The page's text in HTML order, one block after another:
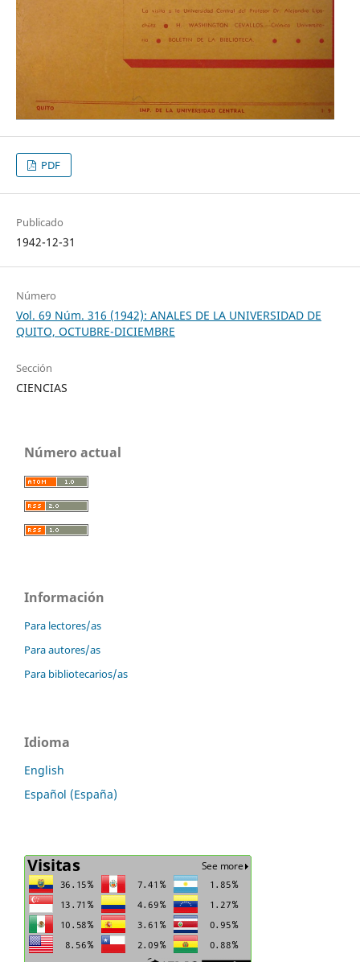
PDF
Publicado
1942-12-31
Número
Vol. 69 Núm. 316 (1942): ANALES DE LA UNIVERSIDAD DE
QUITO, OCTUBRE-DICIEMBRE
Sección
CIENCIAS
Número actual
Información
Para lectores/as
Para autores/as
Para bibliotecarios/as
Idioma
English
Español (España)